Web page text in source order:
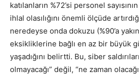
katılanların %72’si personel
ihlal olasılığını önemli ölçüde
neredeyse onda dokuzu (%90’a
eksikliklerine bağlı en az bir büyük
yaşadığını belirtti. Bu, siber
olmayacağı” değil, “ne zaman